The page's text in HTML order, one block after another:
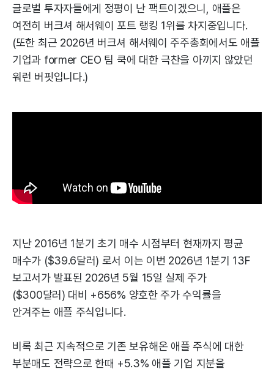
글로벌 투자자들에게 정평이 난 팩트이겠으니, 애플은
여전히 버크셔 해서웨이 포트 랭킹 1위를 차지중입니다.
(또한 최근 2026년 버크셔 해서웨이 주주총회에서도 애플
기업과 former CEO 팀 쿡에 대한 극찬을 아끼지 않았던
워런 버핏입니다.)
지난 2016년 1분기 초기 매수 시점부터 현재까지 평균
매수가 ($39.6달러) 로서 이는 이번 2026년 1분기 13F
보고서가 발표된 2026년 5월 15일 실제 주가
($300달러) 대비 +656% 양호한 주가 수익률을
안겨주는 애플 주식입니다.
비록 최근 지속적으로 기존 보유해온 애플 주식에 대한
부분매도 전략으로 한때 +5.3% 애플 기업 지분을